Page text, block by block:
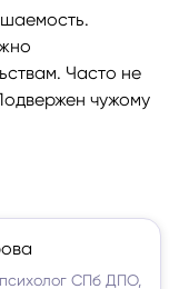
Часто не
чужому
СПб ДПО,